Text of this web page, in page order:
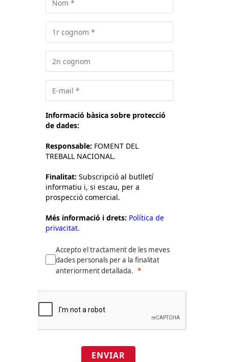
Informació bàsica sobre protecció
de dades:
Responsable: FOMENT DEL
TREBALL NACIONAL.
Finalitat: Subscripció al butlletí
informatiu i, si escau, per a
prospecció comercial.
Més informació i drets: Política de
privacitat.
Accepto el tractament de les meves
dades personals per a la finalitat
anteriorment detallada.
ENVIAR